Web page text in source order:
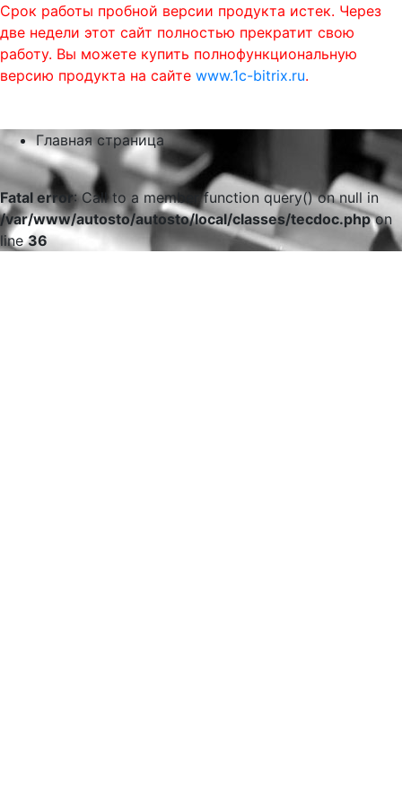
Срок работы пробной версии продукта истек. Через
две недели этот сайт полностью прекратит свою
работу. Вы можете купить полнофункциональную
версию продукта на сайте www.1c-bitrix.ru.
Главная страница
Fatal error: Call to a member function query() on null in
/var/www/autosto/autosto/local/classes/tecdoc.phpon
line36